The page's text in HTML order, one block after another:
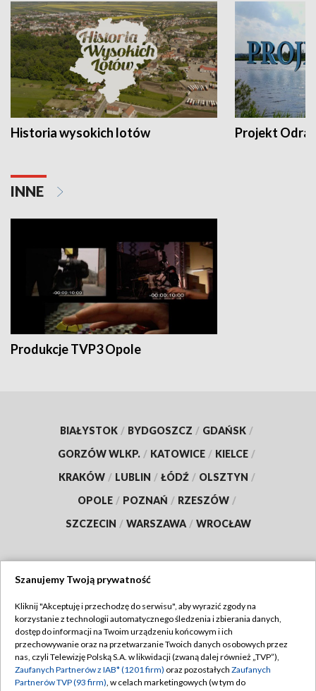
Historia wysokich lotów Projekt Odra
INNE
Produkcje TVP3 Opole
BIAŁYSTOK / BYDGOSZCZ / GDAŃSK /
GORZÓW WLKP. / KATOWICE / KIELCE /
KRAKÓW / LUBLIN / ŁÓDŹ / OLSZTYN /
OPOLE / POZNAŃ / RZESZÓW /
SZCZECIN / WARSZAWA / WROCŁAW
TVP
Abonament TVP
Emisja w TVP
Regulamin TVP
Polityka prywatności
Szanujemy Twoją prywatność
Kliknij "Akceptuję i przechodzę do serwisu", aby wyrazić zgody na
korzystanie z technologii automatycznego śledzenia i zbierania danych,
dostęp do informacji na Twoim urządzeniu końcowym i ich
przechowywanie oraz na przetwarzanie Twoich danych osobowych przez
nas, czyli Telewizję Polską S.A. w likwidacji (zwaną dalej również „TVP”),
Zaufanych Partnerów z IAB* (1201 firm) oraz pozostałych Zaufanych
Partnerów TVP (93 firm), w celach marketingowych (w tym do